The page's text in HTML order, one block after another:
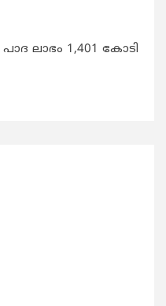
പാദ ലാഭം 1,401 കോടി